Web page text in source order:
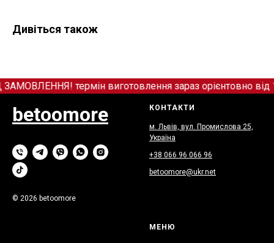
Дивіться також
термін виготовлення зараз орієнтовно від
betoomore
© 2026 betoomore
КОНТАКТИ
м. Львів, вул. Промислова 25,
Україна
+38 066 96 066 96
betoomore@ukr.net
МЕНЮ